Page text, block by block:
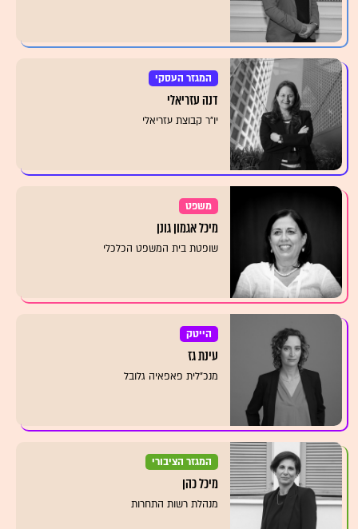
המגזר העסקי
דנה עזריאלי
יו״ר קבוצת עזריאלי
משפט
מיכל אגמון גונן
שופטת בית המשפט הכלכלי
הייטק
עינת גז
מנכ"לית פאפאיה גלובל
המגזר הציבורי
מיכל כהן
מנהלת רשות התחרות